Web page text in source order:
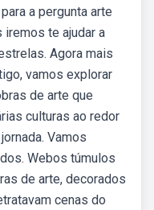
a pergunta arte
te ajudar a
Agora mais
vamos explorar
de arte que
culturas ao redor
Vamos
Webos túmulos
de arte, decorados
cenas do